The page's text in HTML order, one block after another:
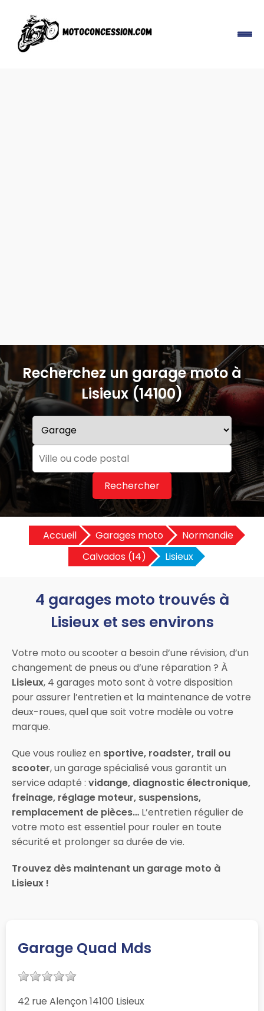
Recherchez un garage moto à
Lisieux (14100)
Rechercher
Accueil Garages moto
Normandie
Calvados (14)
Lisieux
4 garages moto trouvés à
Lisieux et ses environs
Votre moto ou scooter a besoin d’une révision, d’un
changement de pneus ou d’une réparation ? À
Lisieux, 4 garages moto sont à votre disposition
pour assurer l’entretien et la maintenance de votre
deux-roues, quel que soit votre modèle ou votre
marque.
Que vous rouliez en sportive, roadster, trail ou
scooter, un garage spécialisé vous garantit un
service adapté : vidange, diagnostic électronique,
freinage, réglage moteur, suspensions,
remplacement de pièces… L’entretien régulier de
votre moto est essentiel pour rouler en toute
sécurité et prolonger sa durée de vie.
Trouvez dès maintenant un garage moto à
Lisieux !
Garage Quad Mds
42 rue Alençon 14100 Lisieux